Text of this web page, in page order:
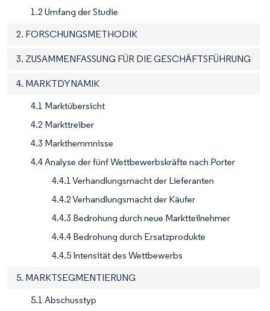
1.2 Umfang der Studie
2. FORSCHUNGSMETHODIK
3. ZUSAMMENFASSUNG FÜR DIE GESCHÄFTSFÜHRUNG
4. MARKTDYNAMIK
4.1 Marktübersicht
4.2 Markttreiber
4.3 Markthemmnisse
4.4 Analyse der fünf Wettbewerbskräfte nach Porter
4.4.1 Verhandlungsmacht der Lieferanten
4.4.2 Verhandlungsmacht der Käufer
4.4.3 Bedrohung durch neue Marktteilnehmer
4.4.4 Bedrohung durch Ersatzprodukte
4.4.5 Intensität des Wettbewerbs
5. MARKTSEGMENTIERUNG
5.1 Abschusstyp